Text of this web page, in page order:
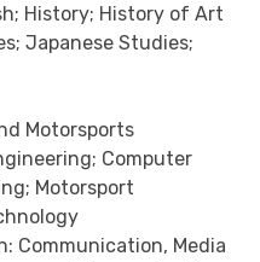
History; History of Art
Japanese Studies;
Motorsports
Computer
Motorsport
Communication, Media